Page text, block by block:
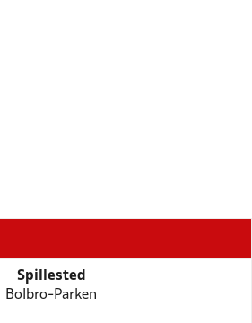
Spillested
Bolbro-Parken